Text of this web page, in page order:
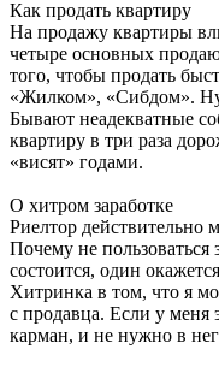
Как продать квартиру
На продажу квартиры
четыре основных
того, чтобы продать
«Жилком», «Сибдом».
Бывают неадекватные
квартиру в три раза
«висят» годами.
О хитром заработке
Риелтор действительно
Почему не
состоится, один
Хитринка в том, что я
с продавца. Если у меня
карман, и не нужно в